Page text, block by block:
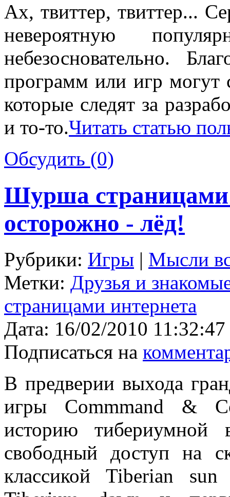
Ах, твиттер, твиттер...
невероятную
небезосновательно.
программ или игр
которые следят за
и то-то.Читать статью
Обсудить (0)
Шурша страницами
осторожно - лёд!
Рубрики: Игры | Мысли
Метки: Друзья и
страницами интернета
Дата: 16/02/2010 11:32:47
Подписаться на
В предверии выхода
игры Commmand &
историю тибериумной
свободный доступ на
классикой Tiberian